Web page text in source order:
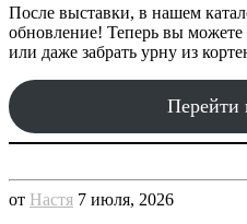
После выставки, в нашем
обновление! Теперь вы можете
или даже забрать урну из
Перейти
от Настя 7 июля, 2026